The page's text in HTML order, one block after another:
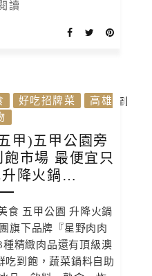
讀
好吃招牌菜
高雄
甲)五甲公園旁
市場 最便宜只
升降火鍋…
食 五甲公園 升降火鍋
旗下品牌『星野肉肉
精緻肉品還有頂級澳
吃到飽，蔬菜鍋料自助